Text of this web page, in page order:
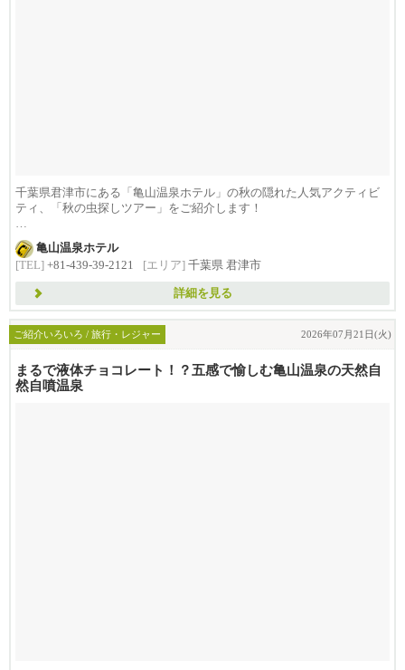
千葉県君津市にある「亀山温泉ホテル」の秋の隠れた人気アクティビ
ティ、「秋の虫探しツアー」をご紹介します！
...
亀山温泉ホテル
[TEL] +81-439-39-2121 [エリア] 千葉県 君津市
詳細を見る
ご紹介いろいろ / 旅行・レジャー 2026年07月21日(火)
まるで液体チョコレート！？五感で愉しむ亀山温泉の天然自
然自噴温泉